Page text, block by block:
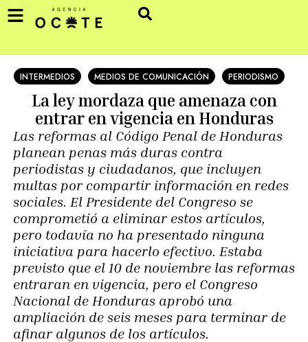
INTERMEDIOS MEDIOS DE COMUNICACIÓN PERIODISMO
La ley mordaza que amenaza con
entrar en vigencia en Honduras
Las reformas al Código Penal de Honduras
planean penas más duras contra
periodistas y ciudadanos, que incluyen
multas por compartir información en redes
sociales. El Presidente del Congreso se
comprometió a eliminar estos artículos,
pero todavía no ha presentado ninguna
iniciativa para hacerlo efectivo. Estaba
previsto que el 10 de noviembre las reformas
entraran en vigencia, pero el Congreso
Nacional de Honduras aprobó una
ampliación de seis meses para terminar de
afinar algunos de los artículos.